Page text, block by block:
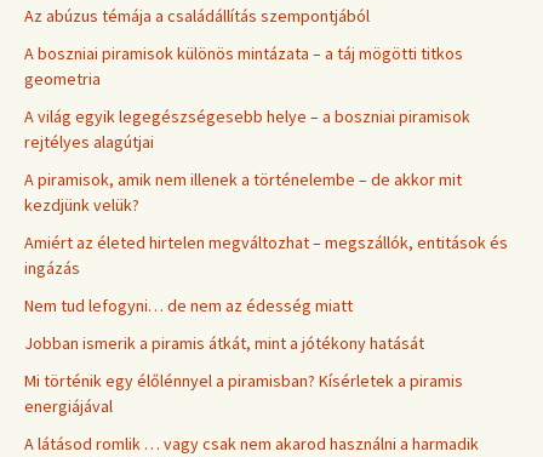
Az abúzus témája a családállítás szempontjából
A boszniai piramisok különös mintázata – a táj mögötti titkos
geometria
A világ egyik legegészségesebb helye – a boszniai piramisok
rejtélyes alagútjai
A piramisok, amik nem illenek a történelembe – de akkor mit
kezdjünk velük?
Amiért az életed hirtelen megváltozhat – megszállók, entitások és
ingázás
Nem tud lefogyni… de nem az édesség miatt
Jobban ismerik a piramis átkát, mint a jótékony hatását
Mi történik egy élőlénnyel a piramisban? Kísérletek a piramis
energiájával
A látásod romlik … vagy csak nem akarod használni a harmadik